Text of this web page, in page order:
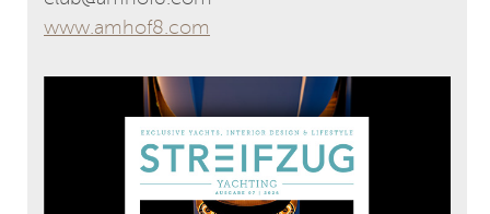
www.amhof8.com